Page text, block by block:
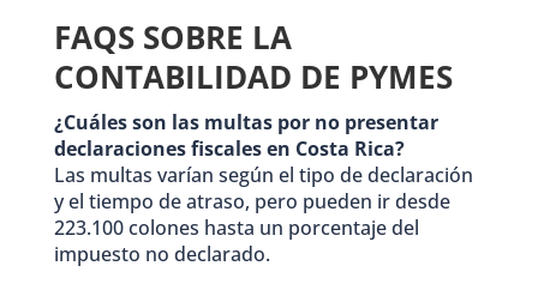
FAQS SOBRE LA
CONTABILIDAD DE PYMES
¿Cuáles son las multas por no presentar
declaraciones fiscales en Costa Rica?
Las multas varían según el tipo de declaración
y el tiempo de atraso, pero pueden ir desde
223.100 colones hasta un porcentaje del
impuesto no declarado.